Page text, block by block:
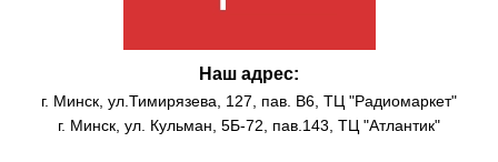
Наш адрес:
г. Минск, ул.Тимирязева, 127, пав. В6, ТЦ "Радиомаркет"
г. Минск, ул. Кульман, 5Б-72, пав.143, ТЦ "Атлантик"